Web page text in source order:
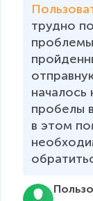
трудно
началось
пробелы
в этом